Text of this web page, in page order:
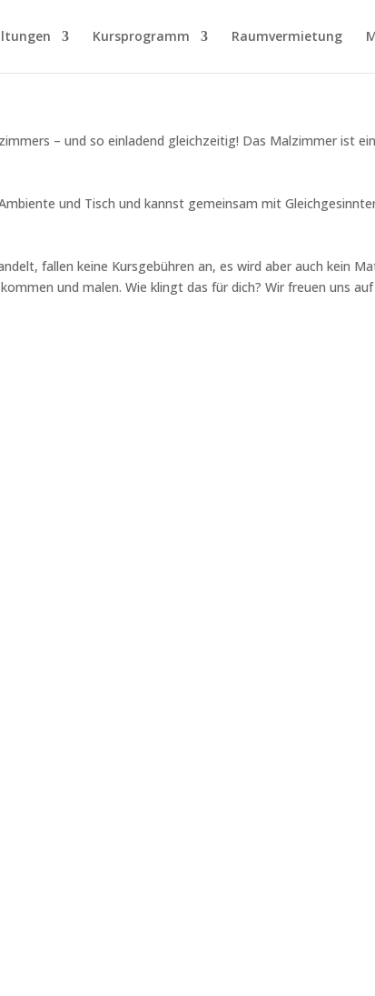
Kursprogramm Raumvermietung
– und so einladend gleichzeitig! Das Malzimmer ist
und Tisch und kannst gemeinsam mit
fallen keine Kursgebühren an, es wird aber auch kein
und malen. Wie klingt das für dich? Wir freuen uns